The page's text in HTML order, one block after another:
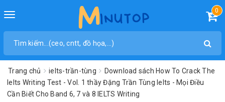
Toggle
0
Trang chủ ielts-trần-tùng
Download sách How To Crack The
Ielts Writing Test - Vol. 1 thầy Đặng Trần Tùng Ielts - Mọi Điều
Cần Biết Cho Band 6, 7 và 8 IELTS Writing